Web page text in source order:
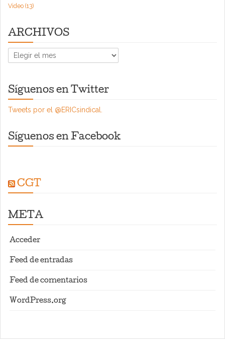
Video (13)
ARCHIVOS
ARCHIVOS
Síguenos en Twitter
Tweets por el @ERICsindical.
Síguenos en Facebook
CGT
META
Acceder
Feed de entradas
Feed de comentarios
WordPress.org